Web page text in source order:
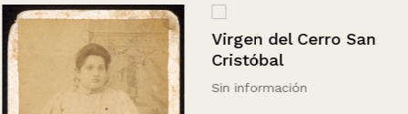
Virgen del Cerro San
Cristóbal
Sin información